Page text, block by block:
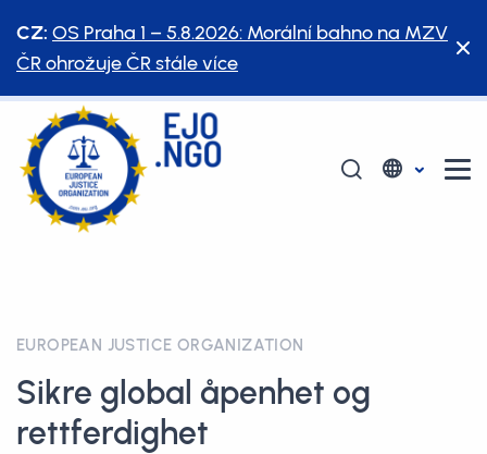
CZ: OS Praha 1 – 5.8.2026: Morální bahno na MZV
ČR ohrožuje ČR stále více
EUROPEAN JUSTICE ORGANIZATION
Sikre global åpenhet og
rettferdighet